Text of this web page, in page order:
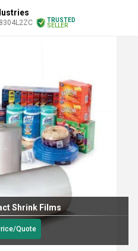
TRUSTED
SELLER
Polyolefin Shrink Film
आईएनआर/